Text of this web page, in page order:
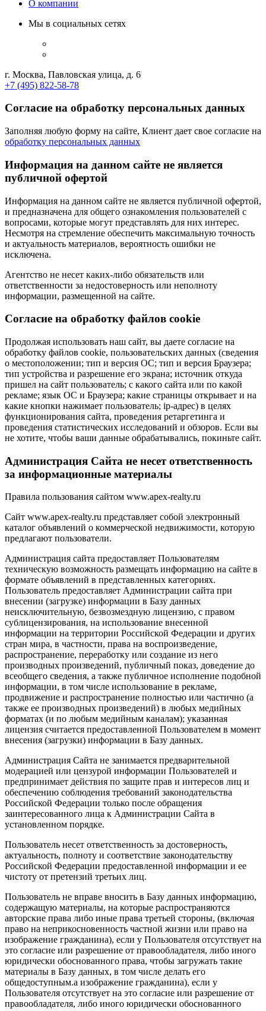
О компании
Мы в социальных сетях
г. Москва, Павловская улица, д. 6
+7 (495) 822-58-78
Согласие на обработку персональных данных
Заполняя любую форму на сайте, Клиент дает свое согласие на
обработку персональных данных
Информация на данном сайте не является
публичной офертой
Информация на данном сайте не является публичной офертой,
и предназначена для общего ознакомления пользователей с
вопросами, которые могут представлять для них интерес.
Несмотря на стремление обеспечить максимальную точность
и актуальность материалов, вероятность ошибки не
исключена.
Агентство не несет каких-либо обязательств или
ответственности за недостоверность или неполноту
информации, размещенной на сайте.
Cогласие на обработку файлов cookie
Продолжая использовать наш сайт, вы даете согласие на
обработку файлов cookie, пользовательских данных (сведения
о местоположении; тип и версия ОС; тип и версия Браузера;
тип устройства и разрешение его экрана; источник откуда
пришел на сайт пользователь; с какого сайта или по какой
рекламе; язык ОС и Браузера; какие страницы открывает и на
какие кнопки нажимает пользователь; ip-адрес) в целях
функционирования сайта, проведения ретаргетинга и
проведения статистических исследований и обзоров. Если вы
не хотите, чтобы ваши данные обрабатывались, покиньте сайт.
Администрация Сайта не несет ответственность
за информационные материалы
Правила пользования сайтом www.apex-realty.ru
Сайт www.apex-realty.ru представляет собой электронный
каталог объявлений о коммерческой недвижимости, которую
предлагают пользователи.
Администрация сайта предоставляет Пользователям
техническую возможность размещать информацию на сайте в
формате объявлений в представленных категориях.
Пользователь предоставляет Администрации сайта при
внесении (загрузке) информации в Базу данных
неисключительную, безвозмездную лицензию, с правом
сублицензирования, на использование внесенной
информации на территории Российской Федерации и других
стран мира, в частности, права на воспроизведение,
распространение, переработку или создание из него
производных произведений, публичный показ, доведение до
всеобщего сведения, а также публичное исполнение подобной
информации, в том числе использование в рекламе,
продвижение и распространение полностью или частично (а
также ее производных произведений) в любых медийных
форматах (и по любым медийным каналам); указанная
лицензия считается предоставленной Пользователем в момент
внесения (загрузки) информации в Базу данных.
Администрация Сайта не занимается предварительной
модерацией или цензурой информации Пользователей и
предпринимает действия по защите прав и интересов лиц и
обеспечению соблюдения требований законодательства
Российской Федерации только после обращения
заинтересованного лица к Администрации Сайта в
установленном порядке.
Пользователь несет ответственность за достоверность,
актуальность, полноту и соответствие законодательству
Российской Федерации предоставленной информации и ее
чистоту от претензий третьих лиц.
Пользователь не вправе вносить в Базу данных информацию,
содержащую материалы, на которые распространяются
авторские права либо иные права третьей стороны, (включая
право на неприкосновенность частной жизни или право на
изображение гражданина), если у Пользователя отсутствует на
это согласие или разрешение от правообладателя, либо иного
юридически обоснованного права, чтобы загружать такие
материалы в Базу данных, в том числе делать его
общедоступным.а изображение гражданина), если у
Пользователя отсутствует на это согласие или разрешение от
правообладателя, либо иного юридически обоснованного